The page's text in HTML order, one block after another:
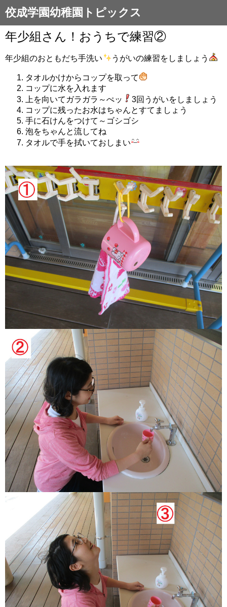
佼成学園幼稚園トピックス
年少組さん！おうちで練習②
年少組のおともだち手洗い うがいの練習をしましょう
タオルかけからコップを取って
コップに水を入れます
上を向いてガラガラ～ぺッ
3回うがいをしましょう
コップに残ったお水はちゃんとすてましょう
手に石けんをつけて～ゴシゴシ
泡をちゃんと流してね
タオルで手を拭いておしまい